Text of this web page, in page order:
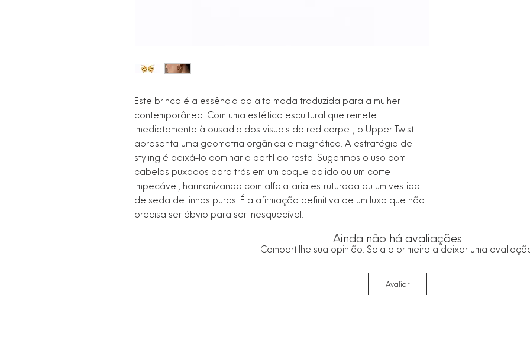
Este brinco é a essência da alta moda traduzida para a mulher
contemporânea. Com uma estética escultural que remete
imediatamente à ousadia dos visuais de red carpet, o Upper Twist
apresenta uma geometria orgânica e magnética. A estratégia de
styling é deixá-lo dominar o perfil do rosto. Sugerimos o uso com
cabelos puxados para trás em um coque polido ou um corte
impecável, harmonizando com alfaiataria estruturada ou um vestido
de seda de linhas puras. É a afirmação definitiva de um luxo que não
precisa ser óbvio para ser inesquecível.
Ainda não há avaliações
Compartilhe sua opinião. Seja o primeiro a deixar uma
Avaliar